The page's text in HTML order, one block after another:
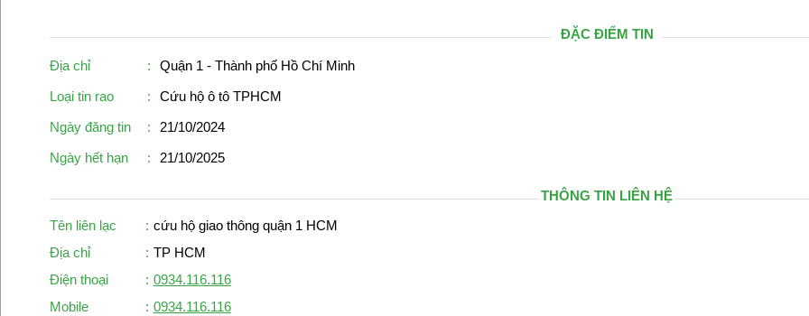
ĐẶC ĐIỂM TIN
Địa chỉ :
Quận 1 - Thành phố Hồ Chí Minh
Loại tin rao
:
Cứu hộ ô tô TPHCM
Ngày đăng tin
:
21/10/2024
Ngày hết hạn
: 21/10/2025
THÔNG TIN LIÊN HỆ
Tên liên lạc
: cứu hộ giao thông quận 1 HCM
Địa chỉ
: TP HCM
Điện thoại
: 0934.116.116
Mobile
: 0934.116.116